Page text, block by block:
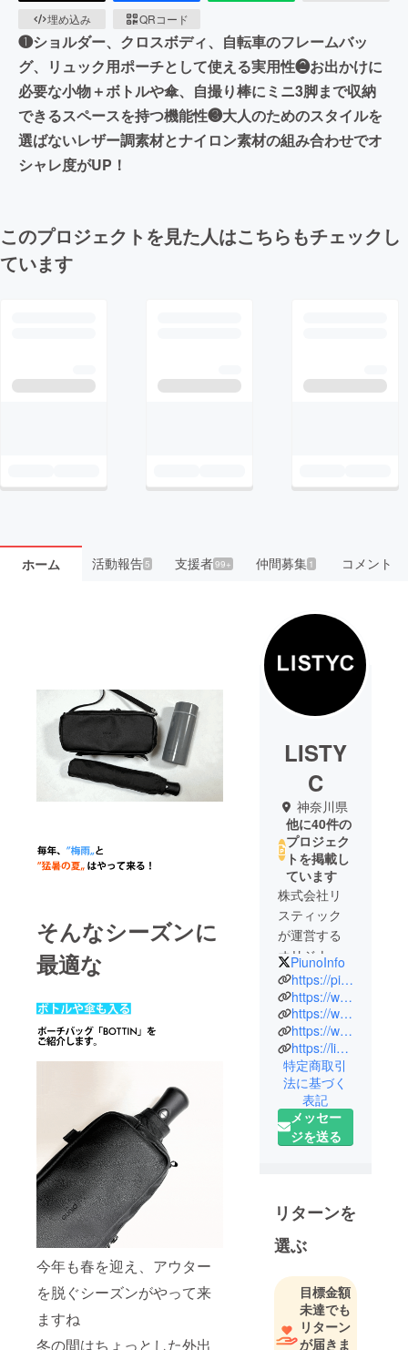
埋め込み
QRコード
❶ショルダー、クロスボディ、自転車のフレームバッ
グ、リュック用ポーチとして使える実用性❷お出かけに
必要な小物＋ボトルや傘、自撮り棒にミニ3脚まで収納
できるスペースを持つ機能性❸大人のためのスタイルを
選ばないレザー調素材とナイロン素材の組み合わせでオ
シャレ度がUP！
このプロジェクトを見た人はこちらもチェックし
ています
ホーム 活動報告5 支援者99+ 仲間募集 1 コメント
そんなシーズンに
最適な
今年も春を迎え、アウター
を脱ぐシーズンがやって来
ますね
冬の間はちょっとした外出
LISTY
C
神奈川県
他に40件の
プロジェク
トを掲載し
ています
株式会社リ
スティック
が運営する
オリジナル
ブランド
「piuno」
は、イタリ
アでのアパ
レル勤務の
経験を活か
し、2021年
に、立ち上
げたブラン
いたしまし
た。piunoに
は、日常に
溶け込むシ
ンプルなデ
ザインに
「あると嬉
PiunoInfo
https://piuuno.com
https://www.instagram.com/piunodesign/
https://www.facebook.com/piunodesign
https://www.youtube.com/@piuno2022
https://lin.ee/1H0DTzi
特定商取引
法に基づく
表記
メッセー
ジを送る
リターンを
選ぶ
目標金額
未達でも
リターン
が届きま